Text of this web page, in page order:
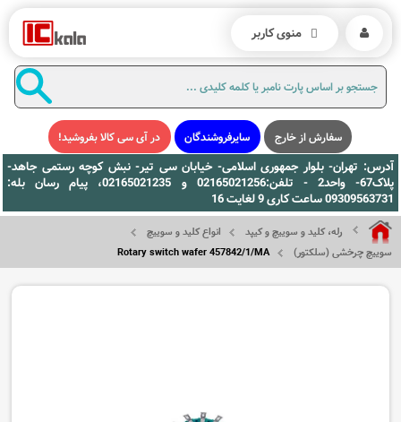
سفارش از خارج سایرفروشندگان در آی سی کالا بفروشید!
آدرس: تهران- بلوار جمهوری اسلامی- خیابان سی تیر- نبش کوچه رستمی جاهد-
پلاک67- واحد2 - تلفن:02165021256 و 02165021235، پیام رسان بله:
09309563731 ساعت کاری 9 لغایت 16
رله، کلید و سوییچ و کیپد
انواع کلید و سوییچ
سوییچ چرخشی (سلکتور)
Rotary switch wafer 457842/1/MA
منوی کاربر